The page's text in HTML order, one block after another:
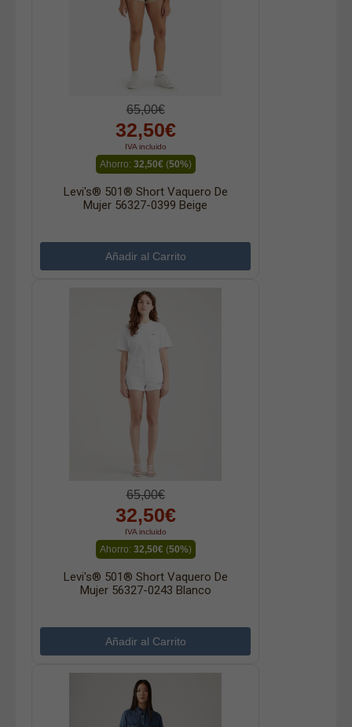
65,00€
32,50€
IVA incluido
Ahorro: 32,50€(50%)
Levi's® 501® Short Vaquero De
Mujer 56327-0399 Beige
65,00€
32,50€
IVA incluido
Ahorro: 32,50€(50%)
Levi's® 501® Short Vaquero De
Mujer 56327-0243 Blanco